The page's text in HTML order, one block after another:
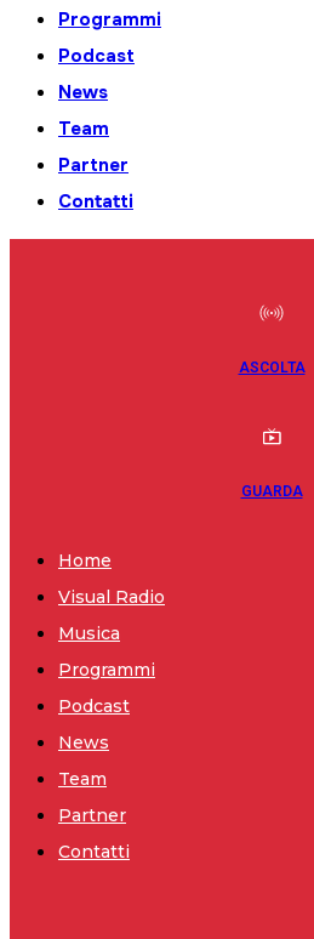
Programmi
Podcast
News
Team
Partner
Contatti
ASCOLTA
GUARDA
Home
Visual Radio
Musica
Programmi
Podcast
News
Team
Partner
Contatti